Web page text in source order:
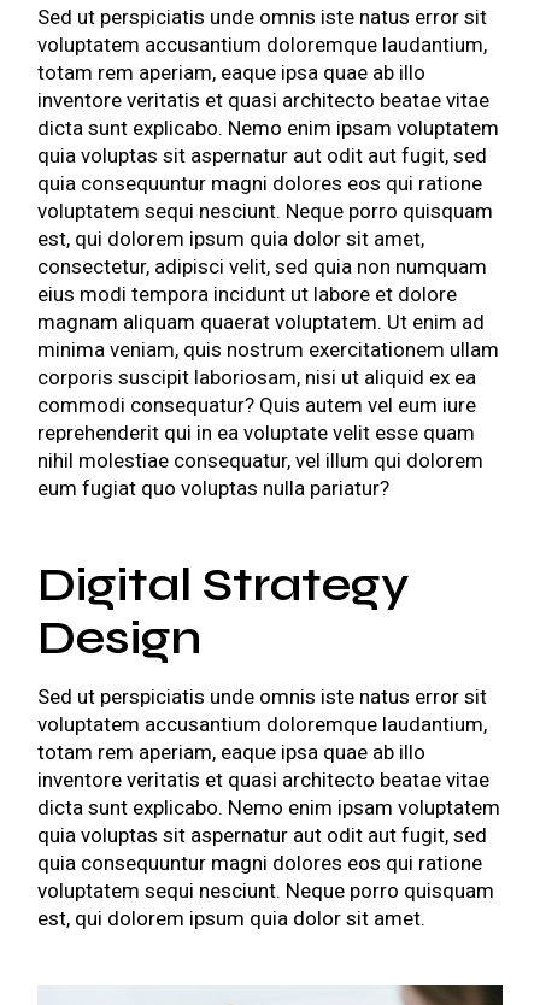
Sed ut perspiciatis unde omnis iste natus error sit
voluptatem accusantium doloremque laudantium,
totam rem aperiam, eaque ipsa quae ab illo
inventore veritatis et quasi architecto beatae vitae
dicta sunt explicabo. Nemo enim ipsam voluptatem
quia voluptas sit aspernatur aut odit aut fugit, sed
quia consequuntur magni dolores eos qui ratione
voluptatem sequi nesciunt. Neque porro quisquam
est, qui dolorem ipsum quia dolor sit amet,
consectetur, adipisci velit, sed quia non numquam
eius modi tempora incidunt ut labore et dolore
magnam aliquam quaerat voluptatem. Ut enim ad
minima veniam, quis nostrum exercitationem ullam
corporis suscipit laboriosam, nisi ut aliquid ex ea
commodi consequatur? Quis autem vel eum iure
reprehenderit qui in ea voluptate velit esse quam
nihil molestiae consequatur, vel illum qui dolorem
eum fugiat quo voluptas nulla pariatur?
Digital Strategy
Design
Sed ut perspiciatis unde omnis iste natus error sit
voluptatem accusantium doloremque laudantium,
totam rem aperiam, eaque ipsa quae ab illo
inventore veritatis et quasi architecto beatae vitae
dicta sunt explicabo. Nemo enim ipsam voluptatem
quia voluptas sit aspernatur aut odit aut fugit, sed
quia consequuntur magni dolores eos qui ratione
voluptatem sequi nesciunt. Neque porro quisquam
est, qui dolorem ipsum quia dolor sit amet.